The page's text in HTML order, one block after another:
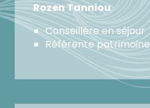
Rozen Tanniou
Conseillère en séjour
Référente patrimoine